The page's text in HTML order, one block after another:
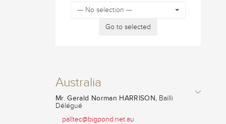
--- No selection ---
Go to selected
Australia
Mr. Gerald Norman HARRISON, Bailli
Délégué
palltec@bigpond.net.au